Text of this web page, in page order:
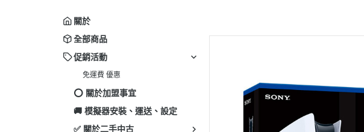
✅ PSV系列 掌機
✅ 其他 掌機
✅ 其他遊戲
關於
全部商品
促銷活動
免運費 優惠
⭕️ 關於加盟事宜
🚚 模擬器安裝、運送、設定
✅ 關於二手中古